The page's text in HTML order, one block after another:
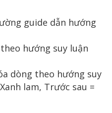
guide dẫn hướng
hướng suy luận
dòng theo hướng suy
lam, Trước sau =